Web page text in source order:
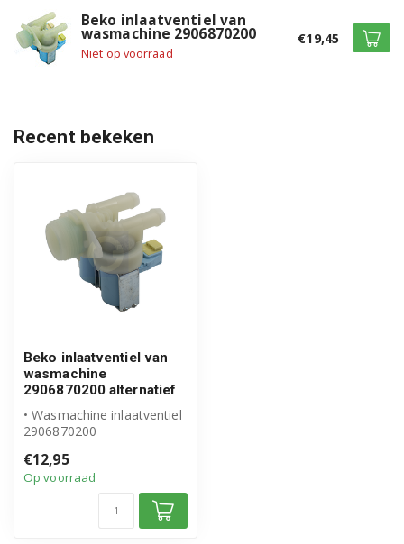
WKY71031LYB2 7316530002
WKY71031PTLYW2 7316510001
WKY71031PTLYW2 7316530003
WKY71033LANYB4 7318330006
WKY71033LSYB1 7318330005
WKY71033LSYB2 7000540001
WKY71033PTLYB3 7318330001
WKY71033PTLYB3 7318330010
WKY71033PTLYB3 7000440010
WKY71033PTLYSB2 7318330011
Beko inlaatventiel van
wasmachine 2906870200
Niet op voorraad
€19,45
Recent bekeken
Beko inlaatventiel van
wasmachine
2906870200 alternatief
• Wasmachine inlaatventiel
2906870200
• Hoogwaardig alter...
€12,95
Op voorraad